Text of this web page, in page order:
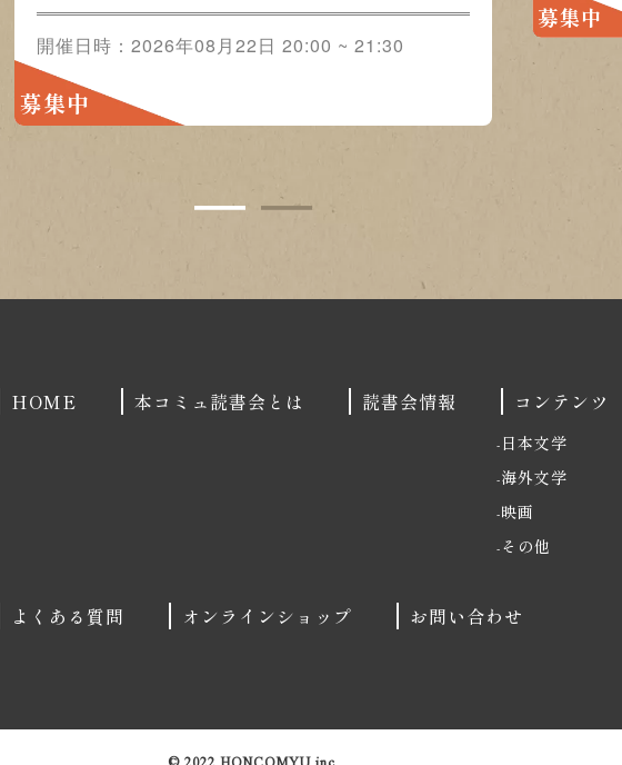
開催日時：2026年08月22日 20:00 ~ 21:30
募集中
募集中
HOME 本コミュ読書会とは 読書会情報 コンテンツ
日本文学
海外文学
映画
その他
よくある質問 オンラインショップ お問い合わせ